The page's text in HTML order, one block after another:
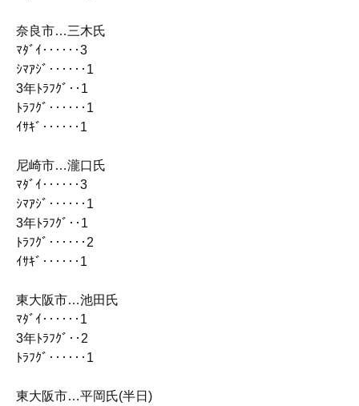
奈良市…三木氏
ﾏﾀﾞｲ‥‥‥3
ｼﾏｱｼﾞ‥‥‥1
3年ﾄﾗﾌｸﾞ‥1
ﾄﾗﾌｸﾞ‥‥‥1
ｲｻｷﾞ‥‥‥1
尼崎市…瀧口氏
ﾏﾀﾞｲ‥‥‥3
ｼﾏｱｼﾞ‥‥‥1
3年ﾄﾗﾌｸﾞ‥1
ﾄﾗﾌｸﾞ‥‥‥2
ｲｻｷﾞ‥‥‥1
東大阪市…池田氏
ﾏﾀﾞｲ‥‥‥1
3年ﾄﾗﾌｸﾞ‥2
ﾄﾗﾌｸﾞ‥‥‥1
東大阪市…平岡氏(半日)